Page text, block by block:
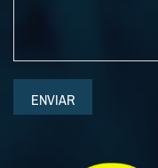
ENVIAR